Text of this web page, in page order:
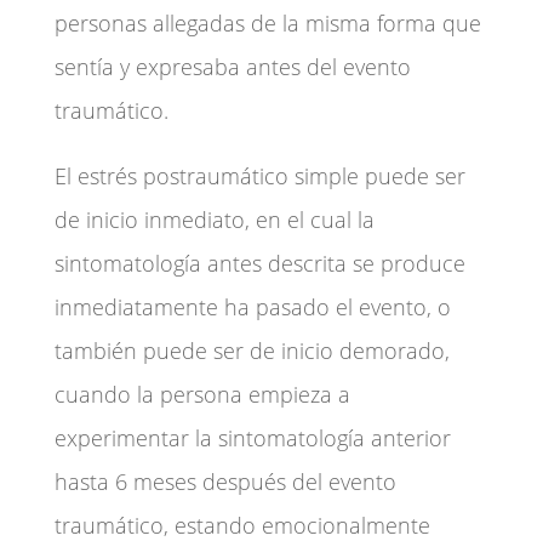
personas allegadas de la misma forma que
sentía y expresaba antes del evento
traumático.
El estrés postraumático simple puede ser
de inicio inmediato, en el cual la
sintomatología antes descrita se produce
inmediatamente ha pasado el evento, o
también puede ser de inicio demorado,
cuando la persona empieza a
experimentar la sintomatología anterior
hasta 6 meses después del evento
traumático, estando emocionalmente